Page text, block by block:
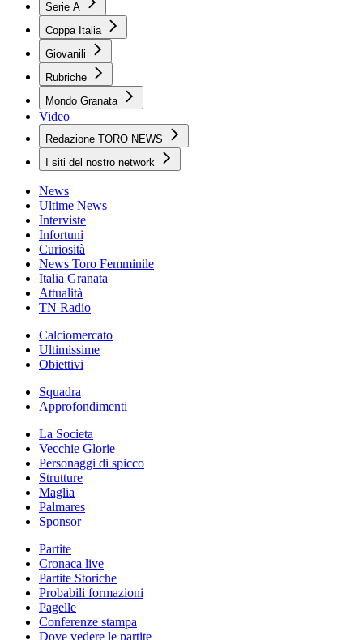
Serie A
Coppa Italia
Giovanili
Rubriche
Mondo Granata
Video
Redazione TORO NEWS
I siti del nostro network
News
Ultime News
Interviste
Infortuni
Curiosità
News Toro Femminile
Italia Granata
Attualità
TN Radio
Calciomercato
Ultimissime
Obiettivi
Squadra
Approfondimenti
La Societa
Vecchie Glorie
Personaggi di spicco
Strutture
Maglia
Palmares
Sponsor
Partite
Cronaca live
Partite Storiche
Probabili formazioni
Pagelle
Conferenze stampa
Dove vedere le partite